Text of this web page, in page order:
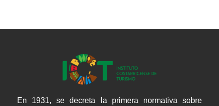
En 1931, se decreta la primera normativa sobre